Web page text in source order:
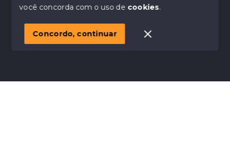
© Copyright 2026 - Dodge Imóveis - Creci 32023-J -
SITE PARA IMOBILIARIA
você concorda com o uso de cookies.
Concordo, continuar